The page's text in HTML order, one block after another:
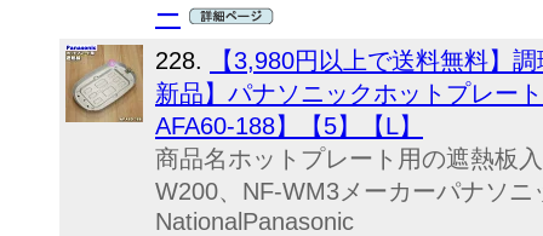
ー
228.
【3,980円以上で送料無料】
新品】パナソニックホットプレー
AFA60-188】【5】【L】
商品名ホットプレート用の遮熱板
W200、NF-WM3メーカーパナソ
NationalPanasonic